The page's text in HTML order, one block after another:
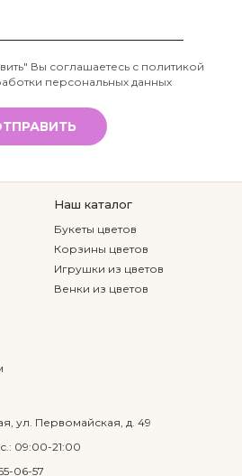
Вы соглашаетесь с политикой
персональных данных
Наш каталог
Букеты цветов
Корзины цветов
Игрушки из цветов
Венки из цветов
ул. Первомайская, д. 49
09:00-21:00
06-57